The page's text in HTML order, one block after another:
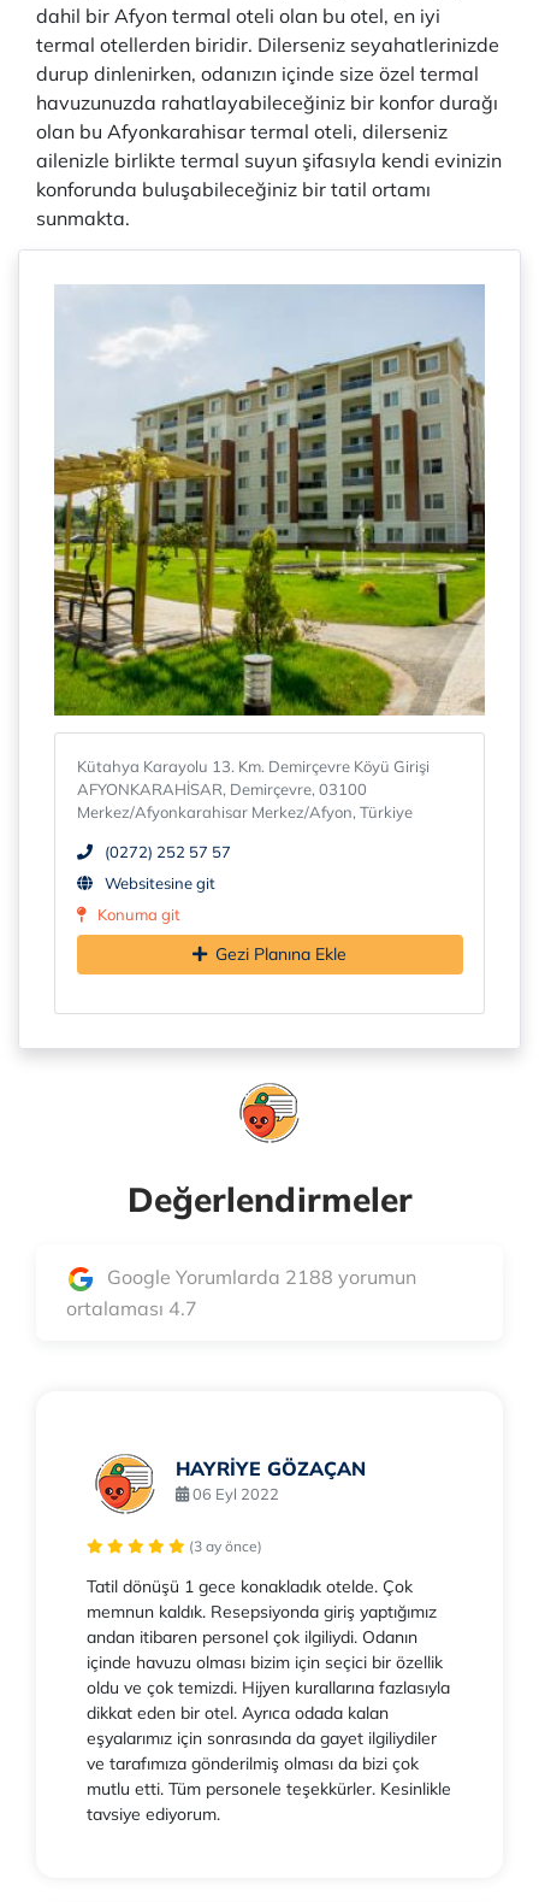
dahil bir Afyon termal oteli olan bu otel, en iyi
termal otellerden biridir. Dilerseniz seyahatlerinizde
durup dinlenirken, odanızın içinde size özel termal
havuzunuzda rahatlayabileceğiniz bir konfor durağı
olan bu Afyonkarahisar termal oteli, dilerseniz
ailenizle birlikte termal suyun şifasıyla kendi evinizin
konforunda buluşabileceğiniz bir tatil ortamı
sunmakta.
Kütahya Karayolu 13. Km. Demirçevre Köyü Girişi
AFYONKARAHİSAR, Demirçevre, 03100
Merkez/Afyonkarahisar Merkez/Afyon, Türkiye
(0272) 252 57 57
Websitesine git
Konuma git
Gezi Planına Ekle
Değerlendirmeler
Google Yorumlarda 2188 yorumun
ortalaması 4.7
HAYRİYE GÖZAÇAN
06 Eyl 2022
(3 ay önce)
Tatil dönüşü 1 gece konakladık otelde. Çok
memnun kaldık. Resepsiyonda giriş yaptığımız
andan itibaren personel çok ilgiliydi. Odanın
içinde havuzu olması bizim için seçici bir özellik
oldu ve çok temizdi. Hijyen kurallarına fazlasıyla
dikkat eden bir otel. Ayrıca odada kalan
eşyalarımız için sonrasında da gayet ilgiliydiler
ve tarafımıza gönderilmiş olması da bizi çok
mutlu etti. Tüm personele teşekkürler. Kesinlikle
tavsiye ediyorum.